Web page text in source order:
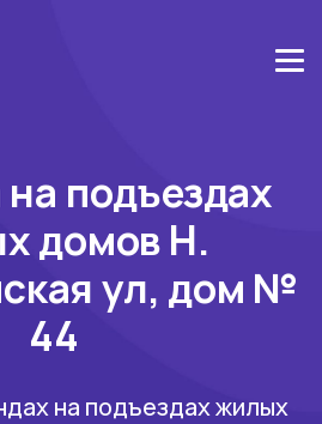
подъездах
домов Н.
ул, дом №
44
на подъездах жилых